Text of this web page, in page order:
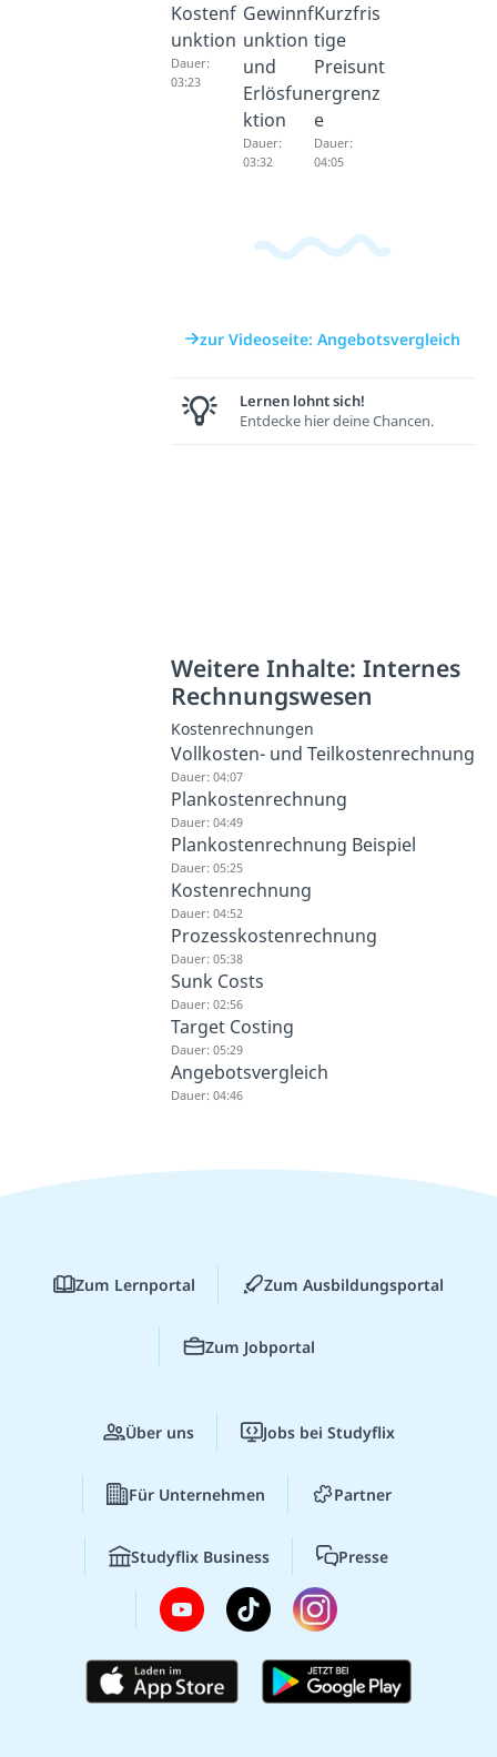
Kostenf
unktion
Dauer:
03:23
Gewinnf
unktion
und
Erlösfun
ktion
Dauer:
03:32
Kurzfris
tige
Preisunt
ergrenz
e
Dauer:
04:05
zur Videoseite: Angebotsvergleich
Lernen lohnt sich!
Entdecke hier deine Chancen.
Weitere Inhalte: Internes
Rechnungswesen
Kostenrechnungen
Vollkosten- und Teilkostenrechnung
Dauer: 04:07
Plankostenrechnung
Dauer: 04:49
Plankostenrechnung Beispiel
Dauer: 05:25
Kostenrechnung
Dauer: 04:52
Prozesskostenrechnung
Dauer: 05:38
Sunk Costs
Dauer: 02:56
Target Costing
Dauer: 05:29
Angebotsvergleich
Dauer: 04:46
Zum Lernportal Zum Ausbildungsportal
Zum Jobportal
Über uns Jobs bei Studyflix
Für Unternehmen Partner
Studyflix Business Presse